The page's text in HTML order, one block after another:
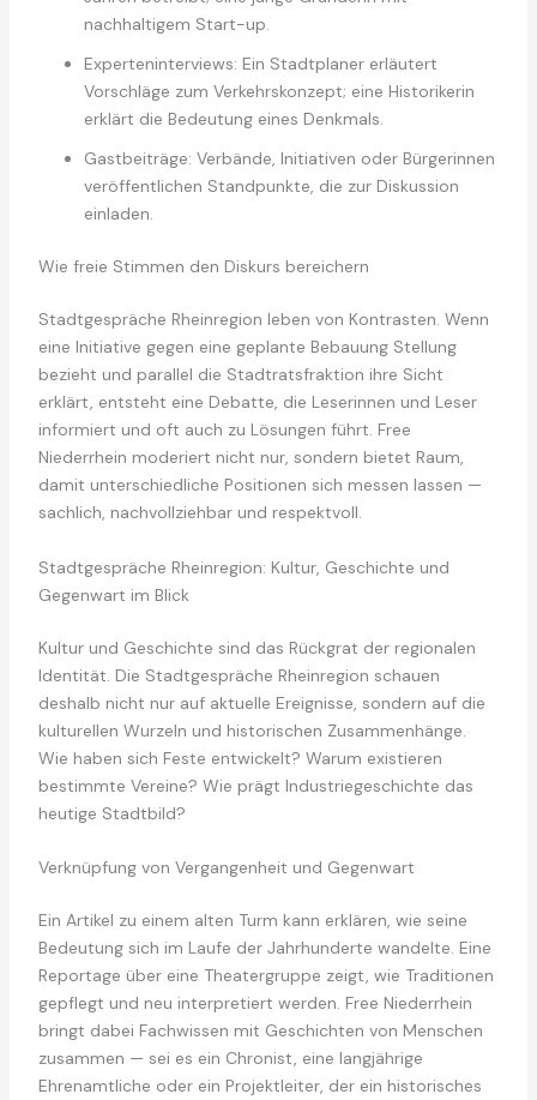
nachhaltigem Start-up.
Experteninterviews: Ein Stadtplaner erläutert
Vorschläge zum Verkehrskonzept; eine Historikerin
erklärt die Bedeutung eines Denkmals.
Gastbeiträge: Verbände, Initiativen oder Bürgerinnen
veröffentlichen Standpunkte, die zur Diskussion
einladen.
Wie freie Stimmen den Diskurs bereichern
Stadtgespräche Rheinregion leben von Kontrasten. Wenn
eine Initiative gegen eine geplante Bebauung Stellung
bezieht und parallel die Stadtratsfraktion ihre Sicht
erklärt, entsteht eine Debatte, die Leserinnen und Leser
informiert und oft auch zu Lösungen führt. Free
Niederrhein moderiert nicht nur, sondern bietet Raum,
damit unterschiedliche Positionen sich messen lassen —
sachlich, nachvollziehbar und respektvoll.
Stadtgespräche Rheinregion: Kultur, Geschichte und
Gegenwart im Blick
Kultur und Geschichte sind das Rückgrat der regionalen
Identität. Die Stadtgespräche Rheinregion schauen
deshalb nicht nur auf aktuelle Ereignisse, sondern auf die
kulturellen Wurzeln und historischen Zusammenhänge.
Wie haben sich Feste entwickelt? Warum existieren
bestimmte Vereine? Wie prägt Industriegeschichte das
heutige Stadtbild?
Verknüpfung von Vergangenheit und Gegenwart
Ein Artikel zu einem alten Turm kann erklären, wie seine
Bedeutung sich im Laufe der Jahrhunderte wandelte. Eine
Reportage über eine Theatergruppe zeigt, wie Traditionen
gepflegt und neu interpretiert werden. Free Niederrhein
bringt dabei Fachwissen mit Geschichten von Menschen
zusammen — sei es ein Chronist, eine langjährige
Ehrenamtliche oder ein Projektleiter, der ein historisches